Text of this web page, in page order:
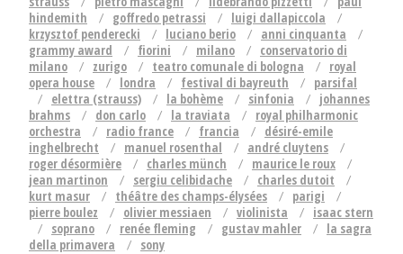
hindemith
goffredo petrassi
luigi dallapiccola
krzysztof penderecki
luciano berio
anni cinquanta
grammy award
fiorini milano
conservatorio di
milano
zurigo teatro comunale di bologna
royal
opera house
londra festival di bayreuth
parsifal
elettra (strauss)
la bohème sinfonia
johannes
brahms
don carlo la traviata
royal philharmonic
orchestra
radio france francia
désiré-emile
inghelbrecht
manuel rosenthal
andré cluytens
roger désormière
charles münch
maurice le roux
jean martinon
sergiu celibidache
charles dutoit
kurt masur
théâtre des champs-élysées
parigi
pierre boulez
olivier messiaen violinista
isaac stern
soprano
renée fleming gustav mahler
la sagra
della primavera
sony